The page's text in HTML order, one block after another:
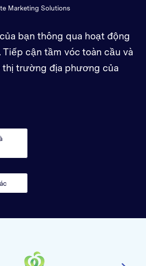
Marketing Solutions
bạn thông qua hoạt động
cận tầm vóc toàn cầu và
thị trường địa phương của